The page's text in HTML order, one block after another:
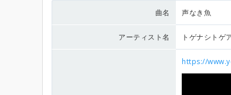
曲名 声なき魚
アーティスト名 トゲナシトゲ
https://